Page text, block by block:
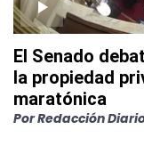
El Senado
la propiedad
maratónica
PorRedacción